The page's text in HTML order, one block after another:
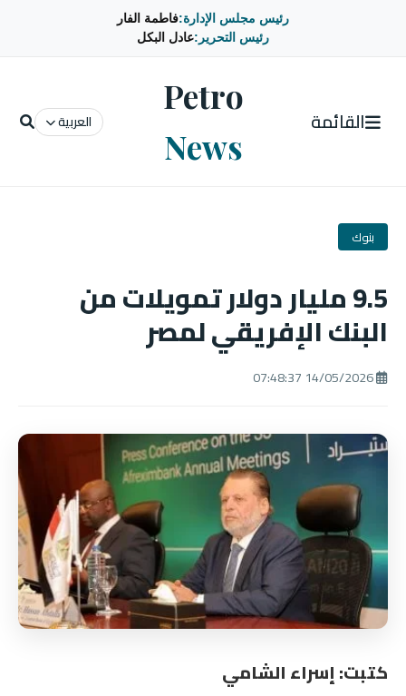
رئيس مجلس الإدارة:فاطمة الفار
رئيس التحرير:عادل البكل
القائمة
Petro
News
العربية
بنوك
9.5 مليار دولار تمويلات من
البنك الإفريقي لمصر
كتبت: إسراء الشامي